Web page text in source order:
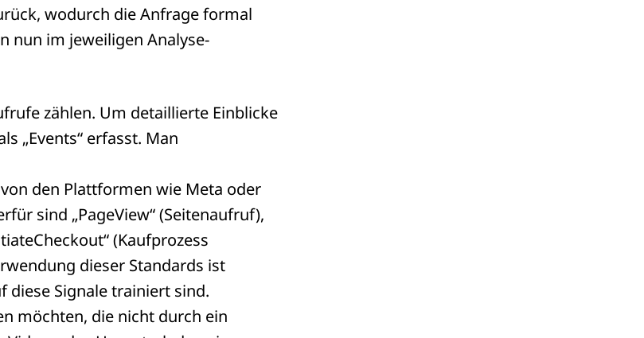
wodurch die Anfrage formal
nun im jeweiligen Analyse-
zählen. Um detaillierte Einblicke
„Events“ erfasst. Man
den Plattformen wie Meta oder
sind „PageView“ (Seitenaufruf),
(Kaufprozess
dieser Standards ist
diese Signale trainiert sind.
möchten, die nicht durch ein